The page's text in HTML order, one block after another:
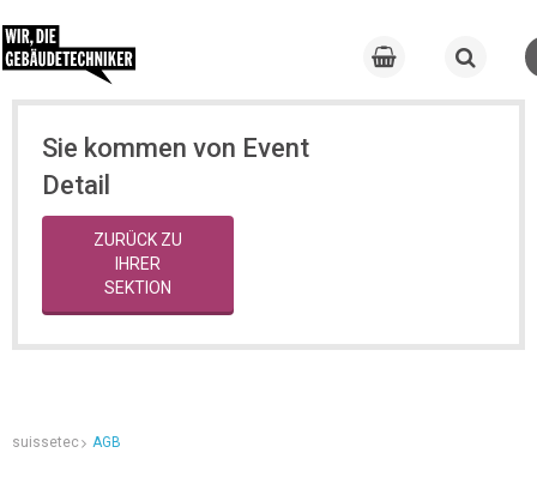
Sie kommen von Event
Detail
ZURÜCK ZU
IHRER
SEKTION
suissetec AGB